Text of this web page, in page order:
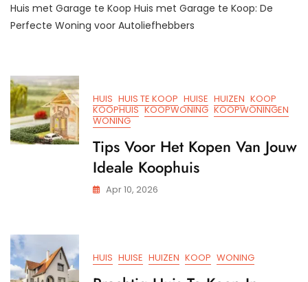
Met
Huis met Garage te Koop Huis met Garage te Koop: De
Perfecte Woning voor Autoliefhebbers
HUIS HUIS TE KOOP HUISE HUIZEN KOOP
KOOPHUIS KOOPWONING KOOPWONINGEN
WONING
Tips Voor Het Kopen Van Jouw
Ideale Koophuis
Apr 10, 2026
HUIS HUISE HUIZEN KOOP WONING